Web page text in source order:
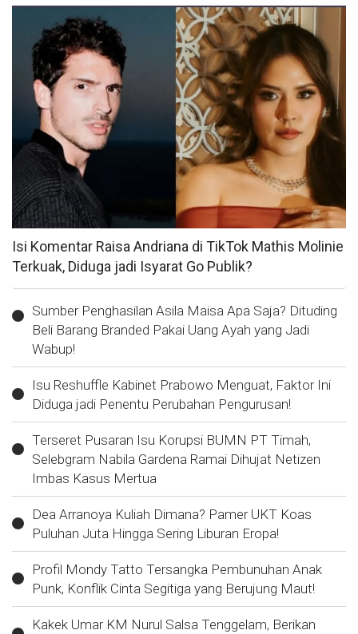
Isi Komentar Raisa Andriana di TikTok Mathis Molinie
Terkuak, Diduga jadi Isyarat Go Publik?
Sumber Penghasilan Asila Maisa Apa Saja? Dituding
Beli Barang Branded Pakai Uang Ayah yang Jadi
Wabup!
Isu Reshuffle Kabinet Prabowo Menguat, Faktor Ini
Diduga jadi Penentu Perubahan Pengurusan!
Terseret Pusaran Isu Korupsi BUMN PT Timah,
Selebgram Nabila Gardena Ramai Dihujat Netizen
Imbas Kasus Mertua
Dea Arranoya Kuliah Dimana? Pamer UKT Koas
Puluhan Juta Hingga Sering Liburan Eropa!
Profil Mondy Tatto Tersangka Pembunuhan Anak
Punk, Konflik Cinta Segitiga yang Berujung Maut!
Kakek Umar KM Nurul Salsa Tenggelam, Berikan